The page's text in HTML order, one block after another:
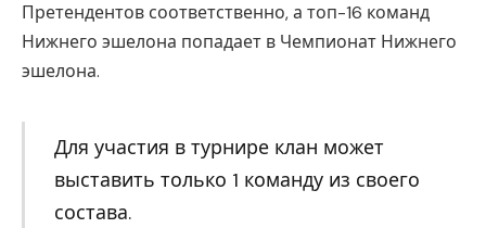
Претендентов соответственно, а топ-16 команд
Нижнего эшелона попадает в Чемпионат Нижнего
эшелона.
Для участия в турнире клан может
выставить только 1 команду из своего
состава.